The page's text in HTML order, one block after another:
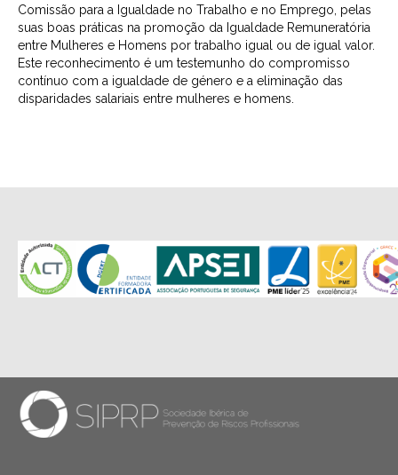
Comissão para a Igualdade no Trabalho e no Emprego, pelas
suas boas práticas na promoção da Igualdade Remuneratória
entre Mulheres e Homens por trabalho igual ou de igual valor.
Este reconhecimento é um testemunho do compromisso
contínuo com a igualdade de género e a eliminação das
disparidades salariais entre mulheres e homens.